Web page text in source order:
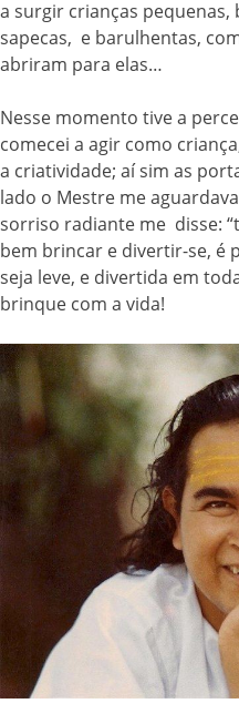
a surgir crianças
sapecas, e barulhentas,
abriram para elas…
Nesse momento tive a
comecei a agir como
a criatividade; aí sim as
lado o Mestre me
sorriso radiante me disse:
bem brincar e divertir-se, é
seja leve, e divertida em
brinque com a vida!